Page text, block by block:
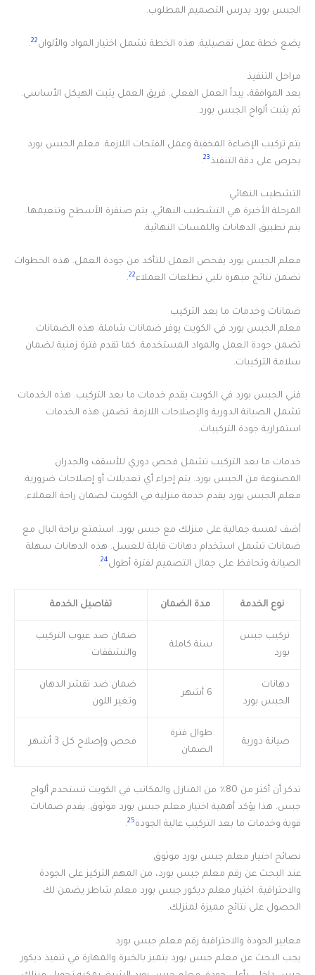
الجبس بورد يدرس التصميم المطلوب.
يضع خطة عمل تفصيلية. هذه الخطة تشمل اختيار المواد والألوان22
.
مراحل التنفيذ
بعد الموافقة، يبدأ العمل الفعلي. فريق العمل يثبت الهيكل الأساسي.
ثم يثبت ألواح الجبس بورد.
يتم تركيب الإضاءة المخفية وعمل الفتحات اللازمة. معلم الجبس بورد
يحرص على دقة التنفيذ23
.
التشطيب النهائي
المرحلة الأخيرة هي التشطيب النهائي. يتم صنفرة الأسطح وتنعيمها.
يتم تطبيق الدهانات واللمسات النهائية.
معلم الجبس بورد يفحص العمل للتأكد من جودة العمل. هذه الخطوات
تضمن نتائج مبهرة تلبي تطلعات العملاء22
.
ضمانات وخدمات ما بعد التركيب
معلم الجبس بورد في الكويت يوفر ضمانات شاملة. هذه الضمانات
تضمن جودة العمل والمواد المستخدمة. كما تقدم فترة زمنية لضمان
سلامة التركيبات.
فني الجبس بورد في الكويت يقدم خدمات ما بعد التركيب. هذه الخدمات
تشمل الصيانة الدورية والإصلاحات اللازمة. تضمن هذه الخدمات
استمرارية جودة التركيبات.
خدمات ما بعد التركيب تشمل فحص دوري للأسقف والجدران
المصنوعة من الجبس بورد. يتم إجراء أي تعديلات أو إصلاحات ضرورية.
معلم الجبس بورد يقدم خدمة منزلية في الكويت لضمان راحة العملاء.
أضف لمسة جمالية على منزلك مع جبس بورد. استمتع براحة البال مع
ضمانات تشمل استخدام دهانات قابلة للغسل. هذه الدهانات سهلة
الصيانة وتحافظ على جمال التصميم لفترة أطول24
.
نوع الخدمة مدة الضمان تفاصيل الخدمة
تركيب جبس
بورد
سنة كاملة
ضمان ضد عيوب التركيب
والتشققات
دهانات
الجبس بورد
6 أشهر
ضمان ضد تقشر الدهان
وتغير اللون
صيانة دورية
طوال فترة
الضمان
فحص وإصلاح كل 3 أشهر
تذكر أن أكثر من 80٪ من المنازل والمكاتب في الكويت تستخدم ألواح
جبس. هذا يؤكد أهمية اختيار معلم جبس بورد موثوق. يقدم ضمانات
قوية وخدمات ما بعد التركيب عالية الجودة25
.
نصائح اختيار معلم جبس بورد موثوق
عند البحث عن رقم معلم جبس بورد، من المهم التركيز على الجودة
والاحترافية. اختيار معلم ديكور جبس بورد معلم شاطر يضمن لك
الحصول على نتائج مميزة لمنزلك.
معايير الجودة والاحترافية رقم معلم جبس بورد
يجب البحث عن معلم جبس بورد يتميز بالخبرة والمهارة في تنفيذ ديكور